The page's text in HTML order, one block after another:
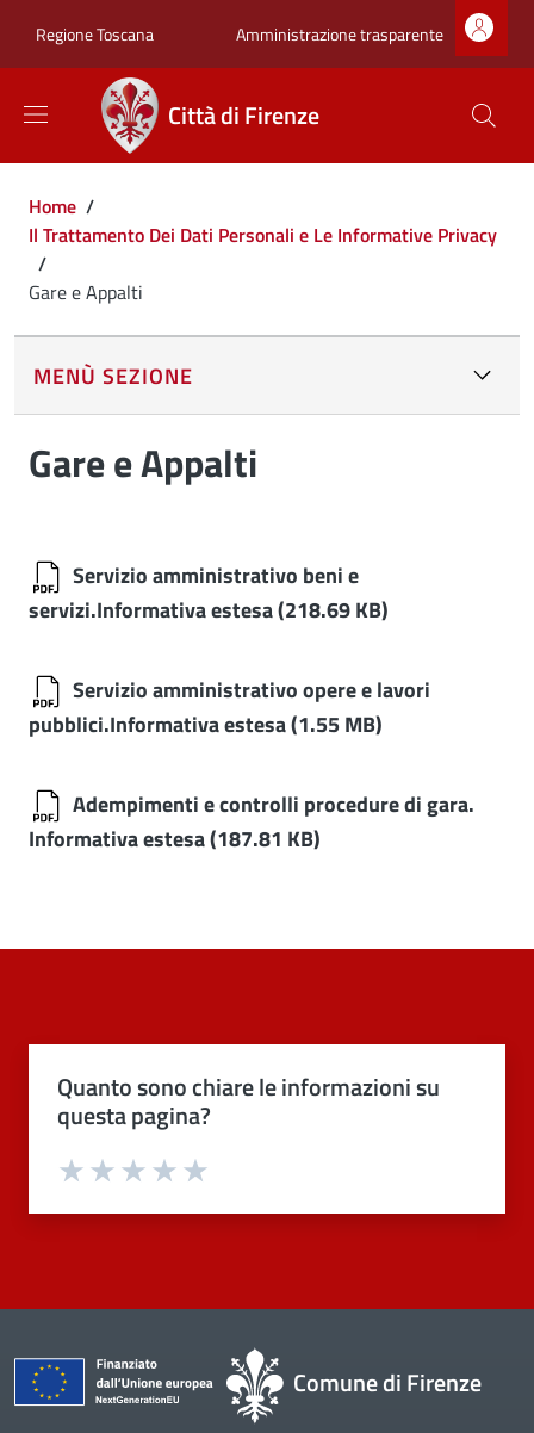
Regione Toscana Zona superiore
Amministrazione trasparente
Città di Firenze
Briciole di pane
Home /
Il Trattamento Dei Dati Personali e Le Informative Privacy
/
Gare e Appalti
MENÙ SEZIONE
Gare e Appalti
Servizio amministrativo beni e
servizi.Informativa estesa(218.69 KB)
Servizio amministrativo opere e lavori
pubblici.Informativa estesa(1.55 MB)
Adempimenti e controlli procedure di gara.
Informativa estesa(187.81 KB)
Quanto sono chiare le informazioni su
questa pagina?
Valuta 4 stelle su 5
Valuta 3 stelle su 5
Valuta 2 stelle su 5
Valuta 1 stelle su 5
Comune di Firenze